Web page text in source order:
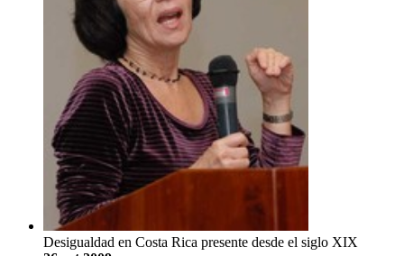
Desigualdad en Costa Rica presente desde el siglo XIX